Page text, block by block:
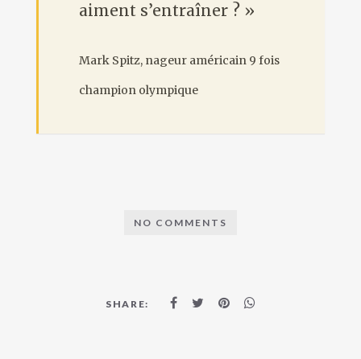
aiment s’entraîner ? »
Mark Spitz, nageur américain 9 fois
champion olympique
NO COMMENTS
SHARE: